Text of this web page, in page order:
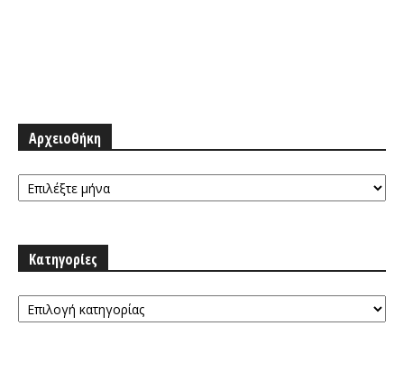
Αρχειοθήκη
Αρχειοθήκη
Κατηγορίες
Κατηγορίες